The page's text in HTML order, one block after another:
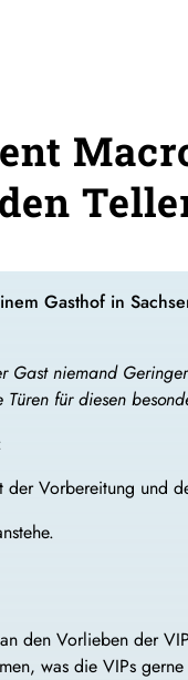
Gasthof in
Gast niemand
für diesen
Vorbereitung und
den Vorlieben der
was die VIPs